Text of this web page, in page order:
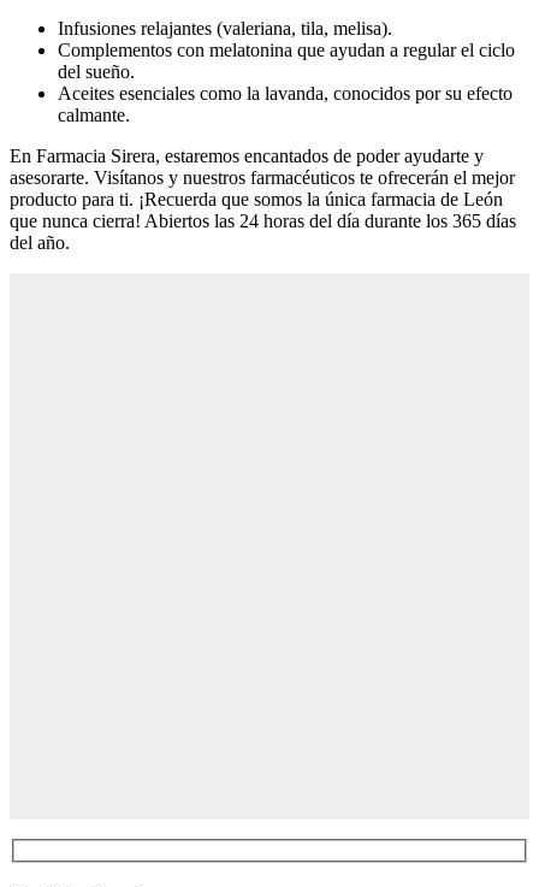
Infusiones relajantes (valeriana, tila, melisa).
Complementos con melatonina que ayudan a regular el ciclo
del sueño.
Aceites esenciales como la lavanda, conocidos por su efecto
calmante.
En Farmacia Sirera, estaremos encantados de poder ayudarte y
asesorarte. Visítanos y nuestros farmacéuticos te ofrecerán el mejor
producto para ti. ¡Recuerda que somos la única farmacia de León
que nunca cierra! Abiertos las 24 horas del día durante los 365 días
del año.